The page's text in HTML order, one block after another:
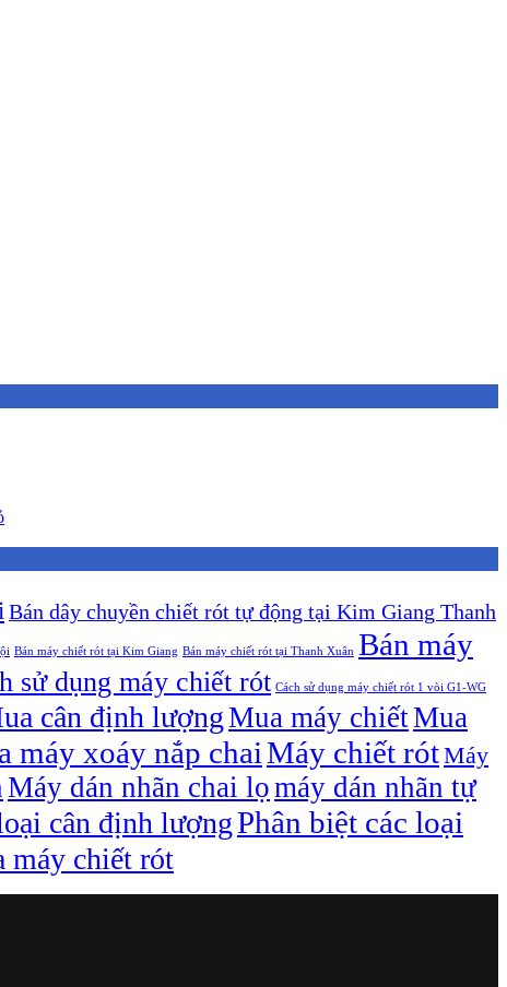
Bán dây chuyền chiết rót tự động tại Kim Giang Thanh
Bán máy chiết rót tại Kim Giang Bán máy chiết rót tại Thanh Xuân Bán máy
sử dụng máy chiết rót Cách sử dụng máy chiết rót 1 vòi G1-WG
cân định lượngMua máy chiếtMua
máy xoáy nắp chaiMáy chiết rótMáy
Máy dán nhãn chai lọmáy dán nhãn tự
cân định lượngPhân biệt các loại
máy chiết rót